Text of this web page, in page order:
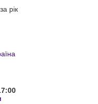
рік